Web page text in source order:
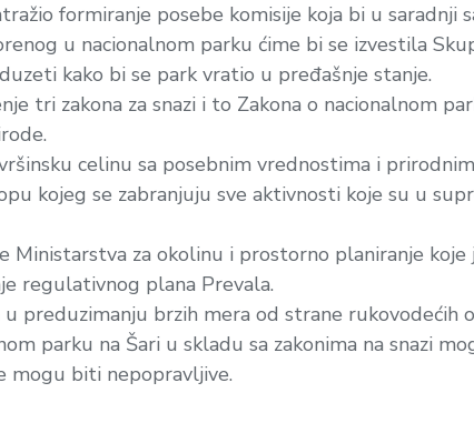
formiranje posebe komisije koja bi u saradnji
u nacionalnom parku ćime bi se izvestila
kako bi se park vratio u pređašnje stanje.
tri zakona za snazi i to Zakona o nacionalnom
celinu sa posebnim vrednostima i
kojeg se zabranjuju sve aktivnosti koje su u
za okolinu i prostorno planiranje koje
regulativnog plana Prevala.
preduzimanju brzih mera od strane rukovodećih
parku na Šari u skladu sa zakonima na snazi
mogu biti nepopravljive.